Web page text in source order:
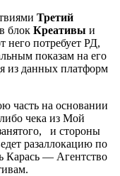
Третий
блок Креативы и
него потребует РД,
показам на его
из данных платформ
часть на основании
чека из Мой
и стороны
разаллокацию по
Карась — Агентство